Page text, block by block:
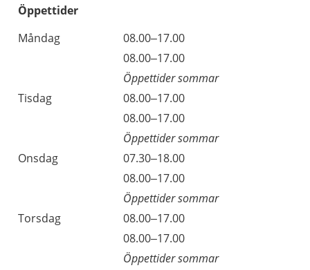
Öppettider
Dag
Öppettider
Kommentarer
Måndag
08.00–17.00
08.00–17.00
Öppettider sommar
Tisdag
08.00–17.00
08.00–17.00
Öppettider sommar
Onsdag
07.30–18.00
08.00–17.00
Öppettider sommar
Torsdag
08.00–17.00
08.00–17.00
Öppettider sommar